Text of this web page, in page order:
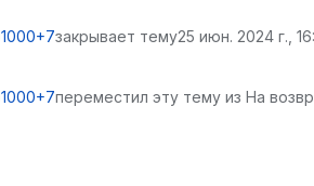
1000+7закрывает тему25 июн. 2024 г.,
1000+7переместил эту тему из На